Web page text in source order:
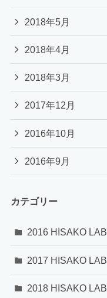
2018年5月
2018年4月
2018年3月
2017年12月
2016年10月
2016年9月
カテゴリー
2016 HISAKO LAB
2017 HISAKO LAB
2018 HISAKO LAB